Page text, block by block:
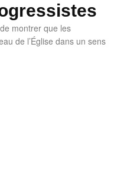
montrer que les
de l’Église dans un sens